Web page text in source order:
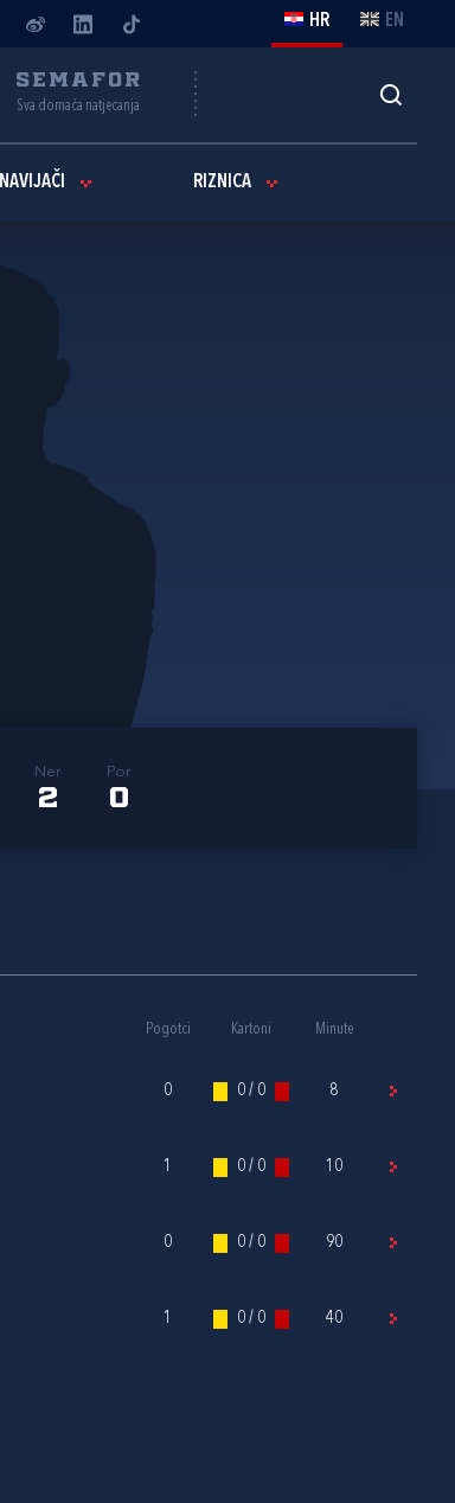
HR EN
SEMAFOR
Sva domaća natjecanja
NAVIJAČI RIZNICA
Ner
2
Por
0
Pogotci Kartoni Minute
0 0 / 0 8
1 0 / 0 10
0 0 / 0 90
1 0 / 0 40